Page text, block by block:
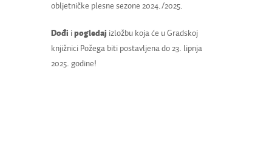
obljetničke plesne sezone 2024./2025.
Dođi i pogledaj izložbu koja će u Gradskoj
knjižnici Požega biti postavljena do 23. lipnja
2025. godine!